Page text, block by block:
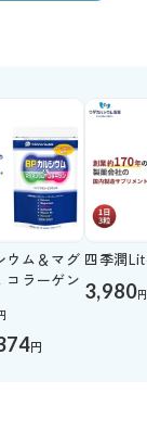
ウム＆マグ
コラーゲン
円
四季潤
3,980円